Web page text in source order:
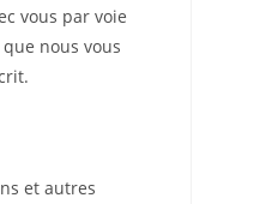
vous par voie
nous vous
et autres